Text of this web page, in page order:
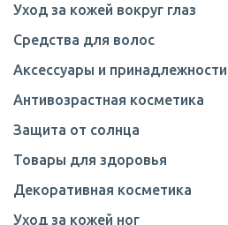
Уход за кожей вокруг глаз
Средства для волос
Аксессуары и принадлежности
Антивозрастная косметика
Защита от солнца
Товары для здоровья
Декоративная косметика
Уход за кожей ног